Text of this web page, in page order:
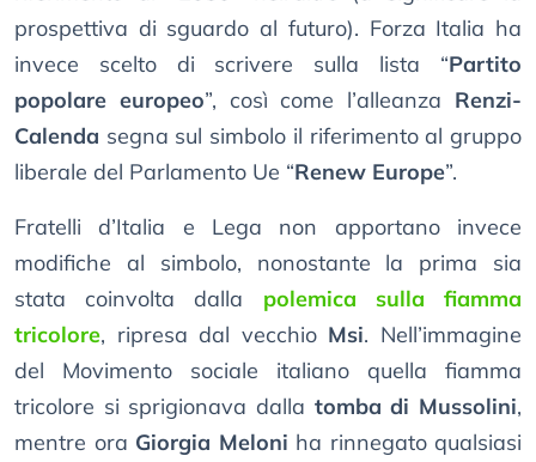
prospettiva di sguardo al futuro). Forza Italia ha
invece scelto di scrivere sulla lista “Partito
popolare europeo”, così come l’alleanza Renzi-
Calenda segna sul simbolo il riferimento al gruppo
liberale del Parlamento Ue “Renew Europe”.
Fratelli d’Italia e Lega non apportano invece
modifiche al simbolo, nonostante la prima sia
stata coinvolta dalla polemica sulla fiamma
tricolore, ripresa dal vecchio Msi. Nell’immagine
del Movimento sociale italiano quella fiamma
tricolore si sprigionava dalla tomba di Mussolini,
mentre ora Giorgia Meloni ha rinnegato qualsiasi